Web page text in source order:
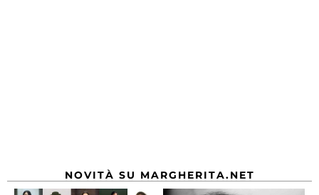
NOVITÀ SU MARGHERITA.NET